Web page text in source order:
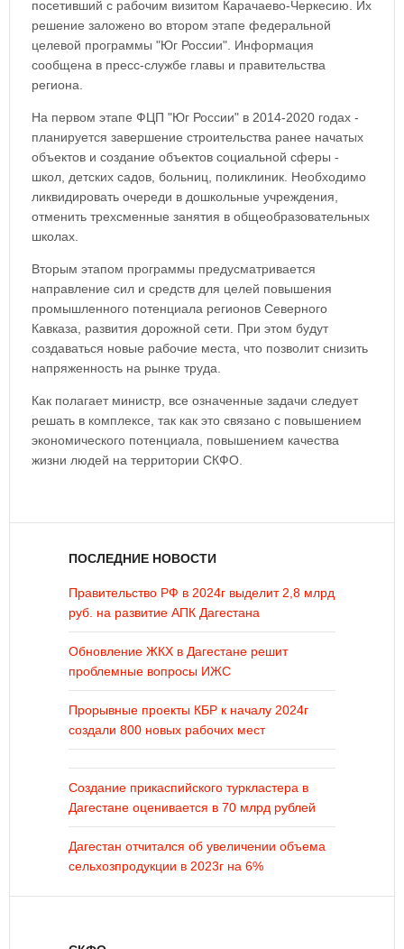
посетивший с рабочим визитом Карачаево-Черкесию. Их
решение заложено во втором этапе федеральной
целевой программы "Юг России". Информация
сообщена в пресс-службе главы и правительства
региона.
На первом этапе ФЦП "Юг России" в 2014-2020 годах -
планируется завершение строительства ранее начатых
объектов и создание объектов социальной сферы -
школ, детских садов, больниц, поликлиник. Необходимо
ликвидировать очереди в дошкольные учреждения,
отменить трехсменные занятия в общеобразовательных
школах.
Вторым этапом программы предусматривается
направление сил и средств для целей повышения
промышленного потенциала регионов Северного
Кавказа, развития дорожной сети. При этом будут
создаваться новые рабочие места, что позволит снизить
напряженность на рынке труда.
Как полагает министр, все означенные задачи следует
решать в комплексе, так как это связано с повышением
экономического потенциала, повышением качества
жизни людей на территории СКФО.
ПОСЛЕДНИЕ НОВОСТИ
Правительство РФ в 2024г выделит 2,8 млрд
руб. на развитие АПК Дагестана
Обновление ЖКХ в Дагестане решит
проблемные вопросы ИЖС
Прорывные проекты КБР к началу 2024г
создали 800 новых рабочих мест
Создание прикаспийского туркластера в
Дагестане оценивается в 70 млрд рублей
Дагестан отчитался об увеличении объема
сельхозпродукции в 2023г на 6%